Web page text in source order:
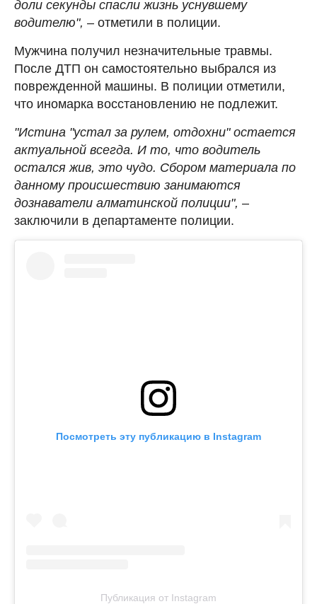
доли секунды спасли жизнь уснувшему
водителю", – отметили в полиции.
Мужчина получил незначительные травмы.
После ДТП он самостоятельно выбрался из
поврежденной машины. В полиции отметили,
что иномарка восстановлению не подлежит.
"Истина "устал за рулем, отдохни" остается
актуальной всегда. И то, что водитель
остался жив, это чудо. Сбором материала по
данному происшествию занимаются
дознаватели алматинской полиции", –
заключили в департаменте полиции.
Посмотреть эту публикацию в Instagram
Публикация от Instagram